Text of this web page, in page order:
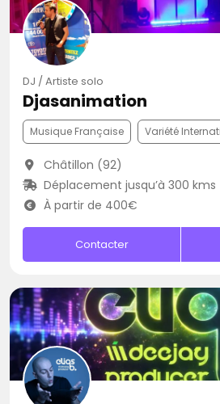
DJ / Artiste solo
Djasanimation
Musique Française Variété
Châtillon (92)
Déplacement jusqu’à 300 kms
À partir de 400€
Contacter